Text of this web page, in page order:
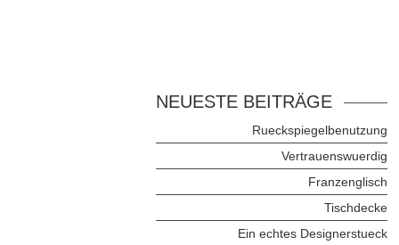
NEUESTE BEITRÄGE
Rueckspiegelbenutzung
Vertrauenswuerdig
Franzenglisch
Tischdecke
Ein echtes Designerstueck